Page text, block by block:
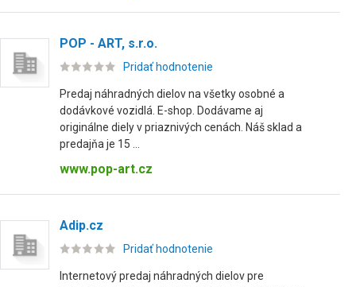
POP - ART, s.r.o.
Pridať hodnotenie
Predaj náhradných dielov na všetky osobné a
dodávkové vozidlá. E-shop. Dodávame aj
originálne diely v priaznivých cenách. Náš sklad a
predajňa je 15 ...
www.pop-art.cz
Adip.cz
Pridať hodnotenie
Internetový predaj náhradných dielov pre